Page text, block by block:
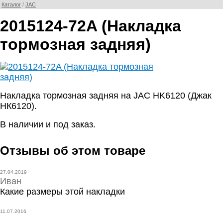
Каталог / JAC
2015124-72A (Накладка
тормозная задняя)
Накладка тормозная задняя на JAC HK6120 (Джак
НК6120).
В наличии и под заказ.
Отзывы об этом товаре
27.04.2019
Иван
Какие размеры этой накладки
11.07.2016